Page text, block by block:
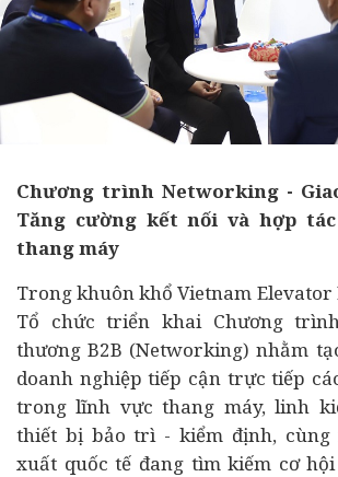
Chương trình Networking -
Tăng cường kết nối và hợp
thang máy
Trong khuôn khổ Vietnam Elevator
Tổ chức triển khai Chương
thương B2B (Networking) nhằm
doanh nghiệp tiếp cận trực tiếp
trong lĩnh vực thang máy, linh
thiết bị bảo trì - kiểm định, cùng
xuất quốc tế đang tìm kiếm cơ